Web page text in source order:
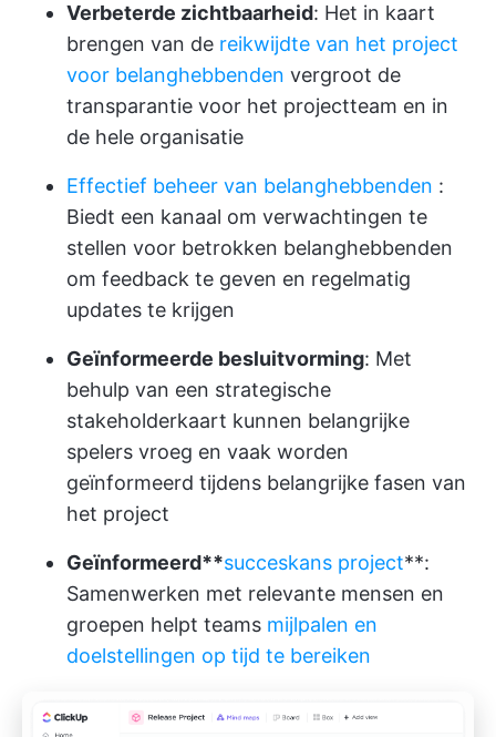
Verbeterde zichtbaarheid: Het in kaart
brengen van de reikwijdte van het project
voor belanghebbenden vergroot de
transparantie voor het projectteam en in
de hele organisatie
Effectief beheer van belanghebbenden :
Biedt een kanaal om verwachtingen te
stellen voor betrokken belanghebbenden
om feedback te geven en regelmatig
updates te krijgen
Geïnformeerde besluitvorming: Met
behulp van een strategische
stakeholderkaart kunnen belangrijke
spelers vroeg en vaak worden
geïnformeerd tijdens belangrijke fasen van
het project
Geïnformeerd**succeskans project**:
Samenwerken met relevante mensen en
groepen helpt teams mijlpalen en
doelstellingen op tijd te bereiken